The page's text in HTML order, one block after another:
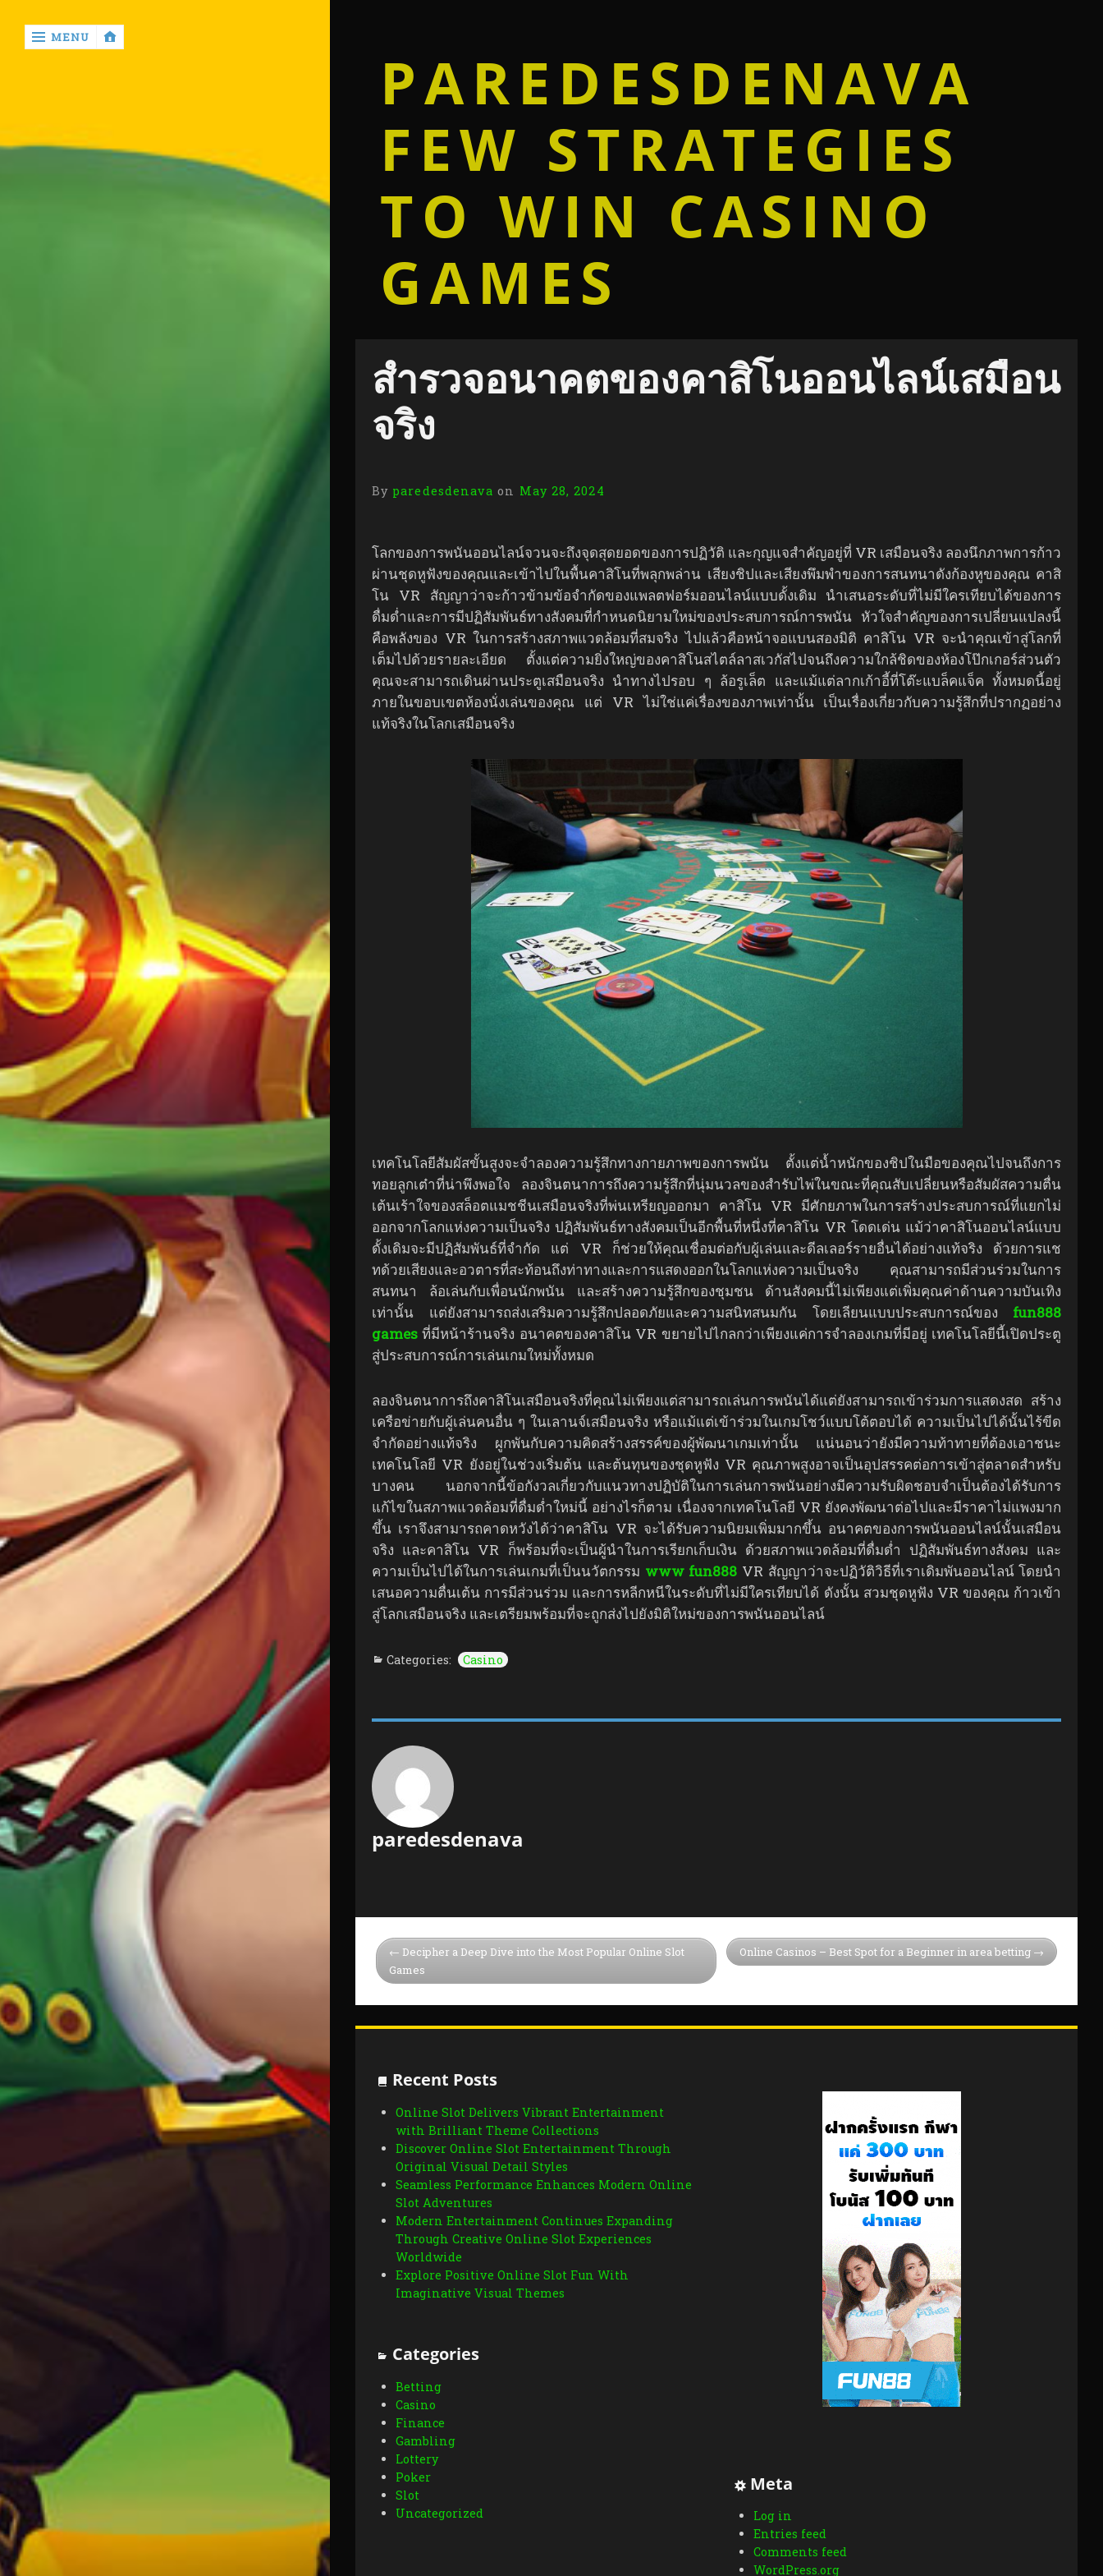
return
Home
MENU
PAREDESDENAVA
FEW STRATEGIES
TO WIN CASINO
GAMES
สำรวจอนาคตของคาสิโนออนไลน์เสมือน
จริง
By paredesdenava on May 28, 2024
โลกของการพนันออนไลน์จวนจะถึงจุดสุดยอดของการปฏิวัติ และกุญแจสำคัญอยู่ที่ VR เสมือนจริง ลองนึกภาพการก้าว
ผ่านชุดหูฟังของคุณและเข้าไปในพื้นคาสิโนที่พลุกพล่าน เสียงชิปและเสียงพึมพำของการสนทนาดังก้องหูของคุณ คาสิ
โน VR สัญญาว่าจะก้าวข้ามข้อจำกัดของแพลตฟอร์มออนไลน์แบบดั้งเดิม นำเสนอระดับที่ไม่มีใครเทียบได้ของการ
ดื่มด่ำและการมีปฏิสัมพันธ์ทางสังคมที่กำหนดนิยามใหม่ของประสบการณ์การพนัน หัวใจสำคัญของการเปลี่ยนแปลงนี้
คือพลังของ VR ในการสร้างสภาพแวดล้อมที่สมจริง ไปแล้วคือหน้าจอแบนสองมิติ คาสิโน VR จะนำคุณเข้าสู่โลกที่
เต็มไปด้วยรายละเอียด ตั้งแต่ความยิ่งใหญ่ของคาสิโนสไตล์ลาสเวกัสไปจนถึงความใกล้ชิดของห้องโป๊กเกอร์ส่วนตัว
คุณจะสามารถเดินผ่านประตูเสมือนจริง นำทางไปรอบ ๆ ล้อรูเล็ต และแม้แต่ลากเก้าอี้ที่โต๊ะแบล็คแจ็ค ทั้งหมดนี้อยู่
ภายในขอบเขตห้องนั่งเล่นของคุณ แต่ VR ไม่ใช่แค่เรื่องของภาพเท่านั้น เป็นเรื่องเกี่ยวกับความรู้สึกที่ปรากฏอย่าง
แท้จริงในโลกเสมือนจริง
เทคโนโลยีสัมผัสขั้นสูงจะจำลองความรู้สึกทางกายภาพของการพนัน ตั้งแต่น้ำหนักของชิปในมือของคุณไปจนถึงการ
ทอยลูกเต๋าที่น่าพึงพอใจ ลองจินตนาการถึงความรู้สึกที่นุ่มนวลของสำรับไพ่ในขณะที่คุณสับเปลี่ยนหรือสัมผัสความตื่น
เต้นเร้าใจของสล็อตแมชชีนเสมือนจริงที่พ่นเหรียญออกมา คาสิโน VR มีศักยภาพในการสร้างประสบการณ์ที่แยกไม่
ออกจากโลกแห่งความเป็นจริง ปฏิสัมพันธ์ทางสังคมเป็นอีกพื้นที่หนึ่งที่คาสิโน VR โดดเด่น แม้ว่าคาสิโนออนไลน์แบบ
ดั้งเดิมจะมีปฏิสัมพันธ์ที่จำกัด แต่ VR ก็ช่วยให้คุณเชื่อมต่อกับผู้เล่นและดีลเลอร์รายอื่นได้อย่างแท้จริง ด้วยการแช
ทด้วยเสียงและอวตารที่สะท้อนถึงท่าทางและการแสดงออกในโลกแห่งความเป็นจริง คุณสามารถมีส่วนร่วมในการ
สนทนา ล้อเล่นกับเพื่อนนักพนัน และสร้างความรู้สึกของชุมชน ด้านสังคมนี้ไม่เพียงแต่เพิ่มคุณค่าด้านความบันเทิง
เท่านั้น แต่ยังสามารถส่งเสริมความรู้สึกปลอดภัยและความสนิทสนมกัน โดยเลียนแบบประสบการณ์ของ fun888
gamesที่มีหน้าร้านจริง อนาคตของคาสิโน VR ขยายไปไกลกว่าเพียงแค่การจำลองเกมที่มีอยู่ เทคโนโลยีนี้เปิดประตู
สู่ประสบการณ์การเล่นเกมใหม่ทั้งหมด
ลองจินตนาการถึงคาสิโนเสมือนจริงที่คุณไม่เพียงแต่สามารถเล่นการพนันได้แต่ยังสามารถเข้าร่วมการแสดงสด สร้าง
เครือข่ายกับผู้เล่นคนอื่น ๆ ในเลานจ์เสมือนจริง หรือแม้แต่เข้าร่วมในเกมโชว์แบบโต้ตอบได้ ความเป็นไปได้นั้นไร้ขีด
จำกัดอย่างแท้จริง ผูกพันกับความคิดสร้างสรรค์ของผู้พัฒนาเกมเท่านั้น แน่นอนว่ายังมีความท้าทายที่ต้องเอาชนะ
เทคโนโลยี VR ยังอยู่ในช่วงเริ่มต้น และต้นทุนของชุดหูฟัง VR คุณภาพสูงอาจเป็นอุปสรรคต่อการเข้าสู่ตลาดสำหรับ
บางคน นอกจากนี้ข้อกังวลเกี่ยวกับแนวทางปฏิบัติในการเล่นการพนันอย่างมีความรับผิดชอบจำเป็นต้องได้รับการ
แก้ไขในสภาพแวดล้อมที่ดื่มด่ำใหม่นี้ อย่างไรก็ตาม เนื่องจากเทคโนโลยี VR ยังคงพัฒนาต่อไปและมีราคาไม่แพงมาก
ขึ้น เราจึงสามารถคาดหวังได้ว่าคาสิโน VR จะได้รับความนิยมเพิ่มมากขึ้น อนาคตของการพนันออนไลน์นั้นเสมือน
จริง และคาสิโน VR ก็พร้อมที่จะเป็นผู้นำในการเรียกเก็บเงิน ด้วยสภาพแวดล้อมที่ดื่มด่ำ ปฏิสัมพันธ์ทางสังคม และ
ความเป็นไปได้ในการเล่นเกมที่เป็นนวัตกรรม www fun888 VR สัญญาว่าจะปฏิวัติวิธีที่เราเดิมพันออนไลน์ โดยนำ
เสนอความตื่นเต้น การมีส่วนร่วม และการหลีกหนีในระดับที่ไม่มีใครเทียบได้ ดังนั้น สวมชุดหูฟัง VR ของคุณ ก้าวเข้า
สู่โลกเสมือนจริง และเตรียมพร้อมที่จะถูกส่งไปยังมิติใหม่ของการพนันออนไลน์
Categories: Casino
paredesdenava
Decipher a Deep Dive into the Most Popular Online Slot
Games
Online Casinos – Best Spot for a Beginner in area betting
Recent Posts
Online Slot Delivers Vibrant Entertainment
with Brilliant Theme Collections
Discover Online Slot Entertainment Through
Original Visual Detail Styles
Seamless Performance Enhances Modern Online
Slot Adventures
Modern Entertainment Continues Expanding
Through Creative Online Slot Experiences
Worldwide
Explore Positive Online Slot Fun With
Imaginative Visual Themes
Categories
Betting
Casino
Finance
Gambling
Lottery
Poker
Slot
Uncategorized
Meta
Log in
Entries feed
Comments feed
WordPress.org